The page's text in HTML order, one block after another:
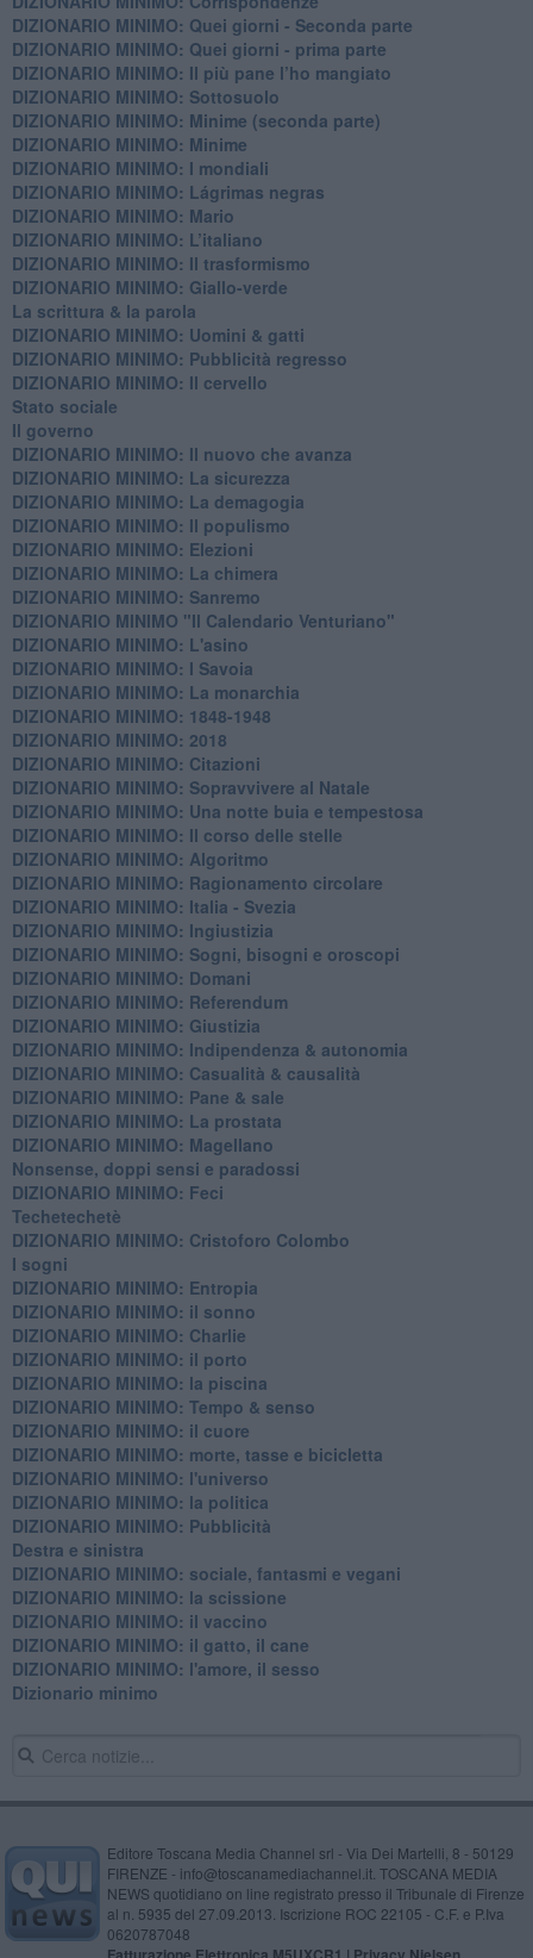
DIZIONARIO MINIMO: Quei giorni - Seconda parte
DIZIONARIO MINIMO: Quei giorni - prima parte
DIZIONARIO MINIMO: Il più pane l’ho mangiato
DIZIONARIO MINIMO: Sottosuolo
DIZIONARIO MINIMO: Minime (seconda parte)
DIZIONARIO MINIMO: Minime
DIZIONARIO MINIMO: ​I mondiali
DIZIONARIO MINIMO: ​Lágrimas negras
DIZIONARIO MINIMO: Mario
DIZIONARIO MINIMO: L’italiano
DIZIONARIO MINIMO: Il trasformismo
DIZIONARIO MINIMO: Giallo-verde
La scrittura & la parola
​DIZIONARIO MINIMO: Uomini & gatti
DIZIONARIO MINIMO: ​Pubblicità regresso
DIZIONARIO MINIMO: Il cervello
Stato sociale
Il governo
DIZIONARIO MINIMO: Il nuovo che avanza
DIZIONARIO MINIMO: La sicurezza
DIZIONARIO MINIMO: La demagogia
DIZIONARIO MINIMO: Il populismo
DIZIONARIO MINIMO: Elezioni
DIZIONARIO MINIMO: La chimera
DIZIONARIO MINIMO: Sanremo
DIZIONARIO MINIMO "Il Calendario Venturiano"
DIZIONARIO MINIMO: L'asino
DIZIONARIO MINIMO: I Savoia
DIZIONARIO MINIMO: La monarchia
DIZIONARIO MINIMO: 1848-1948
DIZIONARIO MINIMO: 2018
DIZIONARIO MINIMO: Citazioni
DIZIONARIO MINIMO: ​Sopravvivere al Natale
DIZIONARIO MINIMO: ​Una notte buia e tempestosa
DIZIONARIO MINIMO: Il corso delle stelle
DIZIONARIO MINIMO: Algoritmo
DIZIONARIO MINIMO: Ragionamento circolare
DIZIONARIO MINIMO: Italia - Svezia
DIZIONARIO MINIMO: ​Ingiustizia
DIZIONARIO MINIMO: ​Sogni, bisogni e oroscopi
DIZIONARIO MINIMO: Domani
DIZIONARIO MINIMO: Referendum
DIZIONARIO MINIMO: Giustizia
DIZIONARIO MINIMO: ​Indipendenza & autonomia
DIZIONARIO MINIMO: ​Casualità & causalità
​DIZIONARIO MINIMO: Pane & sale
DIZIONARIO MINIMO: La prostata
​DIZIONARIO MINIMO: Magellano
Nonsense, doppi sensi e paradossi
DIZIONARIO MINIMO: Feci
Techetechetè
DIZIONARIO MINIMO: Cristoforo Colombo
I sogni
DIZIONARIO MINIMO: Entropia
DIZIONARIO MINIMO: il sonno
DIZIONARIO MINIMO: Charlie
DIZIONARIO MINIMO: il porto
DIZIONARIO MINIMO: la piscina
DIZIONARIO MINIMO: Tempo & senso
DIZIONARIO MINIMO: il cuore
DIZIONARIO MINIMO: morte, tasse e bicicletta
DIZIONARIO MINIMO: l'universo
DIZIONARIO MINIMO: la politica
DIZIONARIO MINIMO: Pubblicità
Destra e sinistra
DIZIONARIO MINIMO: sociale, fantasmi e vegani
DIZIONARIO MINIMO: la scissione
DIZIONARIO MINIMO: il vaccino
DIZIONARIO MINIMO: il gatto, il cane
DIZIONARIO MINIMO: l'amore, il sesso
Dizionario minimo
Editore Toscana Media Channel srl - Via Dei Martelli, 8 - 50129
FIRENZE - info@toscanamediachannel.it. TOSCANA MEDIA
NEWS quotidiano on line registrato presso il Tribunale di Firenze
al n. 5935 del 27.09.2013. Iscrizione ROC 22105 - C.F. e P.Iva
0620787048